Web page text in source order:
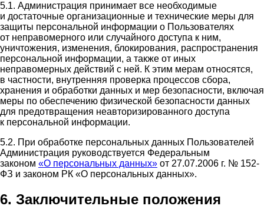
5.1. Администрация принимает все необходимые
и достаточные организационные и технические меры для
защиты персональной информации о Пользователях
от неправомерного или случайного доступа к ним,
уничтожения, изменения, блокирования, распространения
персональной информации, а также от иных
неправомерных действий с ней. К этим мерам относятся,
в частности, внутренняя проверка процессов сбора,
хранения и обработки данных и мер безопасности, включая
меры по обеспечению физической безопасности данных
для предотвращения неавторизированного доступа
к персональной информации.
5.2. При обработке персональных данных Пользователей
Администрация руководствуется Федеральным
законом «О персональных данных» от 27.07.2006 г. № 152-
ФЗ и законом РК «О персональных данных».
6. Заключительные положения